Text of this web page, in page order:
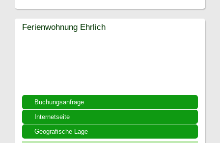
Buchungsanfrage
Internetseite
Geografische Lage
Ferienwohnung Ehrlich